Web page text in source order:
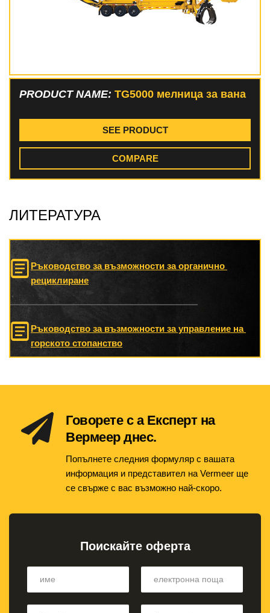
PRODUCT NAME: TG5000 мелница за вана
SEE PRODUCT
COMPARE
ЛИТЕРАТУРА
Ръководство за възможности за органично
рециклиране
Ръководство за възможности за управление на
горското стопанство
Говорете с а Експерт на
Вермеер днес.
Попълнете следния формуляр с вашата
информация и представител на Vermeer ще
се свърже с вас възможно най-скоро.
Поискайте оферта